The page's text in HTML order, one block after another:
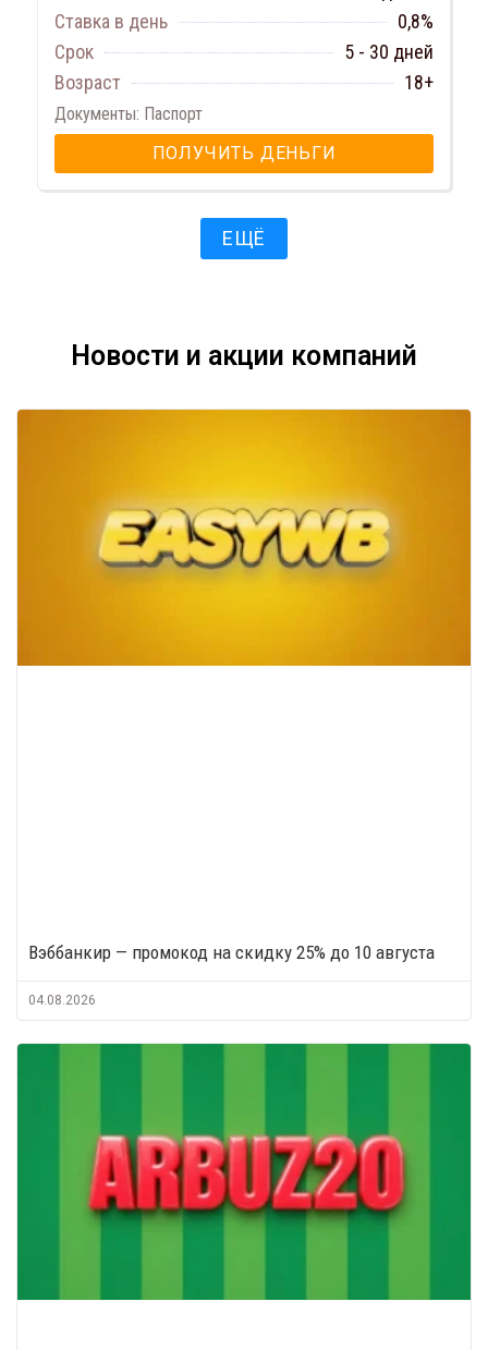
Ставка в день
0,8%
Срок
5 - 30 дней
Возраст
18+
Документы: Паспорт
ПОЛУЧИТЬ ДЕНЬГИ
ЕЩЁ
Новости и акции компаний
Вэббанкир — промокод на скидку 25% до 10 августа
04.08.2026